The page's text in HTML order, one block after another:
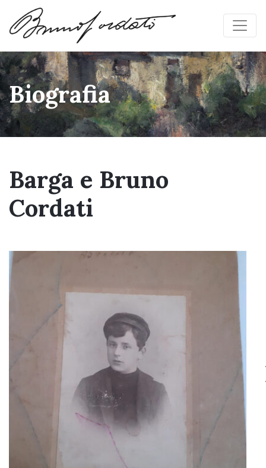
Skip to content
Biografia
Barga e Bruno
Cordati